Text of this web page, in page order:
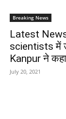
Breaking News
Latest
scientists में
Kanpur ने
July 20, 2021